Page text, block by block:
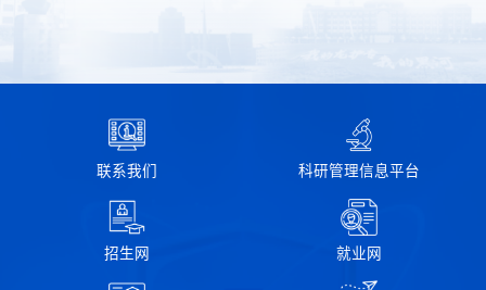
联系我们 科研管理信息平台
招生网 就业网